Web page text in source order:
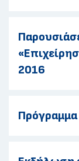
2016